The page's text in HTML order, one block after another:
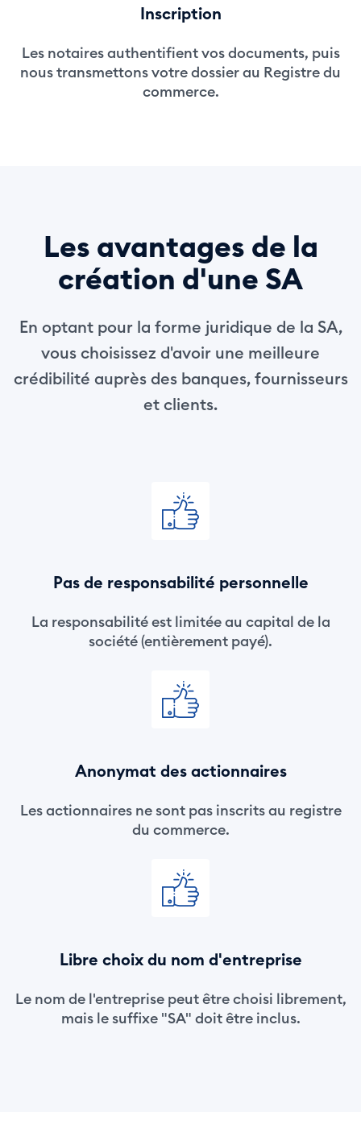
Inscription
Les notaires authentifient vos documents, puis
nous transmettons votre dossier au Registre du
commerce.
Les avantages de la
création d'une SA
En optant pour la forme juridique de la SA,
vous choisissez d'avoir une meilleure
crédibilité auprès des banques, fournisseurs
et clients.
Pas de responsabilité personnelle
La responsabilité est limitée au capital de la
société (entièrement payé).
Anonymat des actionnaires
Les actionnaires ne sont pas inscrits au registre
du commerce.
Libre choix du nom d'entreprise
Le nom de l'entreprise peut être choisi librement,
mais le suffixe "SA" doit être inclus.